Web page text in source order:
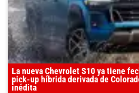
La nueva Chevrolet S10 ya tiene
pick-up híbrida derivada de
inédita